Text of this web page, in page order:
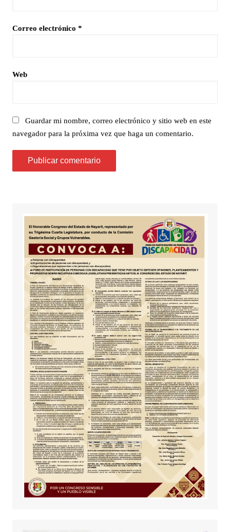
Correo electrónico *
Web
Guardar mi nombre, correo electrónico y sitio web en este
navegador para la próxima vez que haga un comentario.